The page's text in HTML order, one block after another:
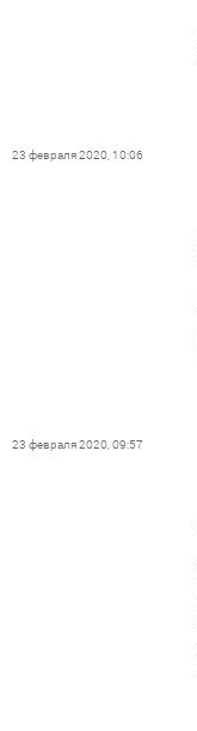
23 февраля 2020, 10:06
23 февраля 2020, 09:57